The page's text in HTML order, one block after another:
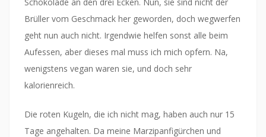
Brüller vom Geschmack her geworden, doch wegwerfen
geht nun auch nicht. Irgendwie helfen sonst alle beim
Aufessen, aber dieses mal muss ich mich opfern. Na,
wenigstens vegan waren sie, und doch sehr
kalorienreich.
Die roten Kugeln, die ich nicht mag, haben auch nur 15
Tage angehalten. Da meine Marzipanfigürchen und